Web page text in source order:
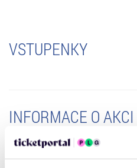
VSTUPENKY
INFORMACE O AKCI
9. ročník festivalu Colores Flamencos